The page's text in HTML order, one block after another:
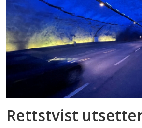
Rettstvist